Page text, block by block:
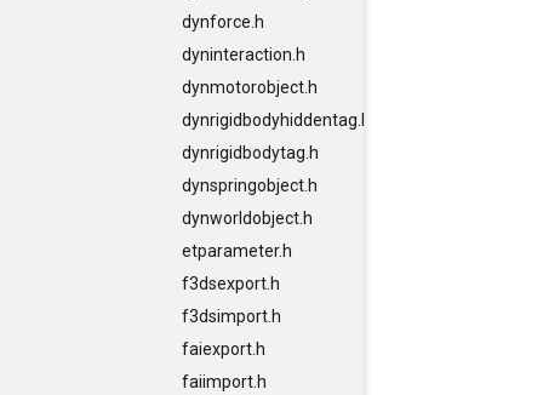
dynforce.h
dyninteraction.h
dynmotorobject.h
dynrigidbodyhiddentag.h
dynrigidbodytag.h
dynspringobject.h
dynworldobject.h
etparameter.h
f3dsexport.h
f3dsimport.h
faiexport.h
faiimport.h